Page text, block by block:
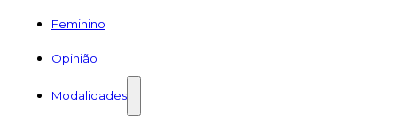
Feminino
Opinião
Modalidades